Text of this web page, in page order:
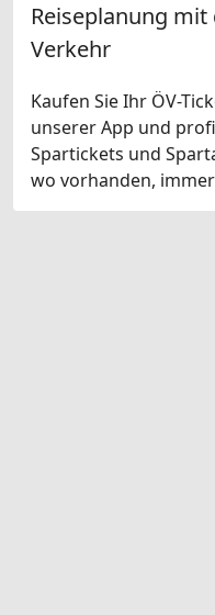
Reiseplanung
Verkehr
Kaufen Sie Ihr ÖV-
unserer App und
Spartickets und
wo vorhanden,